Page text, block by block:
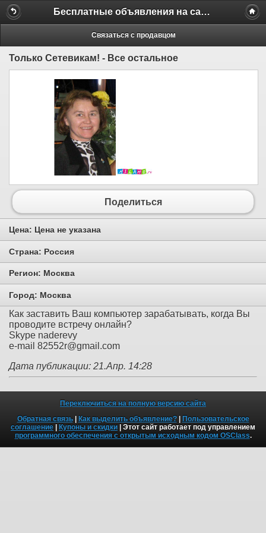
Бесплатные объявления на сайте MILAMO.ru
Связаться с продавцом
Только Сетевикам! - Все остальное
Поделиться
Цена: Цена не указана
Страна: Россия
Регион: Москва
Город: Москва
Как заставить Ваш компьютер зарабатывать, когда Вы
проводите встречу онлайн?
Skype naderevy
e-mail 82552r@gmail.com
Дата публикации: 21.Апр. 14:28
Переключиться на полную версию сайта
Обратная связь| Как выделить объявление?| Пользовательское
соглашение | Купоны и скидки | Этот сайт работает под управлением
программного обеспечения с открытым исходным кодом OSClass.